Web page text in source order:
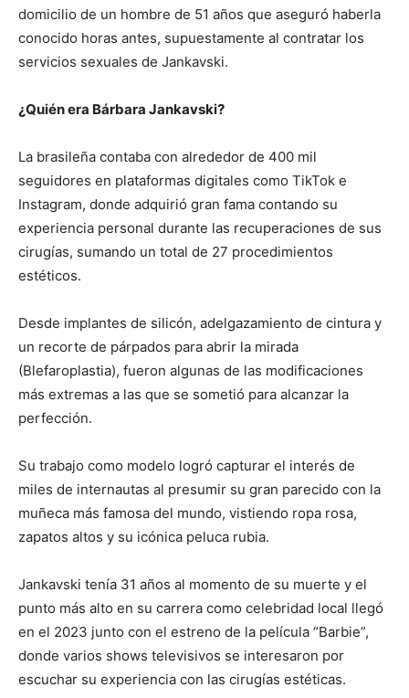
domicilio de un hombre de 51 años que aseguró haberla
conocido horas antes, supuestamente al contratar los
servicios sexuales de Jankavski.
¿Quién era Bárbara Jankavski?
La brasileña contaba con alrededor de 400 mil
seguidores en plataformas digitales como TikTok e
Instagram, donde adquirió gran fama contando su
experiencia personal durante las recuperaciones de sus
cirugías, sumando un total de 27 procedimientos
estéticos.
Desde implantes de silicón, adelgazamiento de cintura y
un recorte de párpados para abrir la mirada
(Blefaroplastia), fueron algunas de las modificaciones
más extremas a las que se sometió para alcanzar la
perfección.
Su trabajo como modelo logró capturar el interés de
miles de internautas al presumir su gran parecido con la
muñeca más famosa del mundo, vistiendo ropa rosa,
zapatos altos y su icónica peluca rubia.
Jankavski tenía 31 años al momento de su muerte y el
punto más alto en su carrera como celebridad local llegó
en el 2023 junto con el estreno de la película “Barbie”,
donde varios shows televisivos se interesaron por
escuchar su experiencia con las cirugías estéticas.